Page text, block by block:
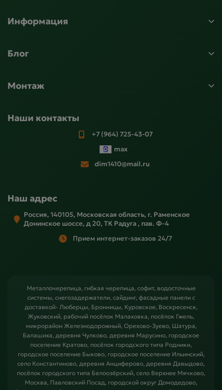
Информация
Блог
Монтаж
Наши контакты
+7 (964) 725-43-07
max
dim1410@mail.ru
Наш адрес
Россия, 140105, Московская область, г. Раменское
Донинское шоссе, д 20, ТК Радуга , пав. Ф-4
Прием интернет-заказов 24/7
Металлочерепица, гибкая черепица, софит, водосточные
системы, снегозадержатели, сайдинг, фасадные панели с
доставкой- Люберцы, Бронницы, Куровское, Воскресенск,
Жуковский, рабочий посёлок Малаховка, посёлок Гжель,
микрорайон Железнодорожный, Орехово-Зуево, Шатура,
Балашиха, деревня Чулково, деревня Марусино, городское
поселение Кратово, посёлок городского типа Родники,
городское поселение Быково, городское поселение Ильинский,
село Константиново, деревня Анциферово, деревня Давыдово,
посёлок городского типа Белоозёрский, село Верхнее Мячково,
Москва, Павловский Посад, городской округ Домодедово,